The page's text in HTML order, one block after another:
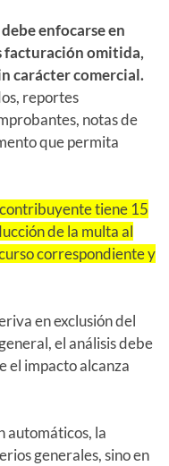
enfocarse en
facturación omitida,
carácter comercial.
reportes
notas de
que permita
tiene 15
de la multa al
correspondiente y
en exclusión del
el análisis debe
el impacto alcanza
automáticos, la
generales, sino en